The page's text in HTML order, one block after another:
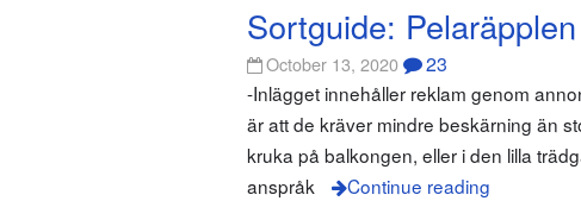
Sortguide: Pelaräpplen
October 13, 2020 23
-Inlägget innehåller reklam genom
är att de kräver mindre beskärning än
kruka på balkongen, eller i den lilla
anspråk
Continue reading